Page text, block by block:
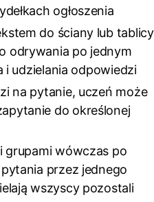
ogłoszenia
do ściany lub tablicy
odrywania po jednym
i udzielania odpowiedzi
na pytanie, uczeń może
do określonej
grupami wówczas po
przez jednego
wszyscy pozostali